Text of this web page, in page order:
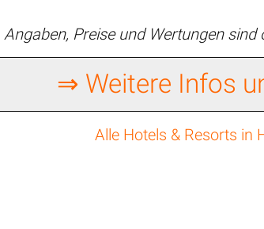
Preise und Wertungen sind
⇒ Weitere Infos
Alle Hotels & Resorts in